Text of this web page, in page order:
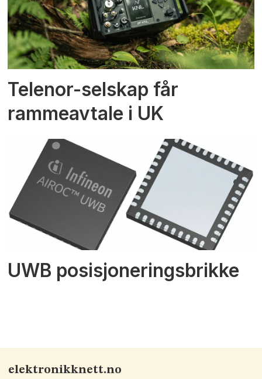
Telenor-selskap får
rammeavtale i UK
UWB posisjoneringsbrikke
elektronikknett.no